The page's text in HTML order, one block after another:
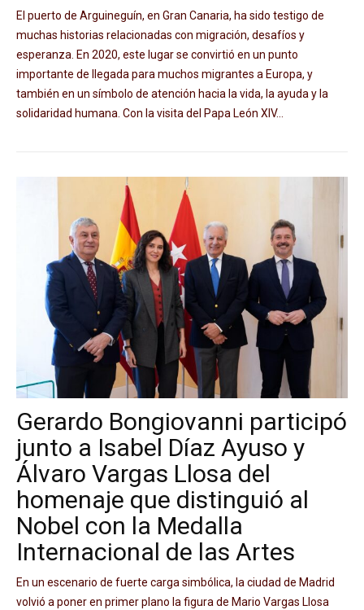
El puerto de Arguineguín, en Gran Canaria, ha sido testigo de
muchas historias relacionadas con migración, desafíos y
esperanza. En 2020, este lugar se convirtió en un punto
importante de llegada para muchos migrantes a Europa, y
también en un símbolo de atención hacia la vida, la ayuda y la
solidaridad humana. Con la visita del Papa León XIV...
Gerardo Bongiovanni participó
junto a Isabel Díaz Ayuso y
Álvaro Vargas Llosa del
homenaje que distinguió al
Nobel con la Medalla
Internacional de las Artes
En un escenario de fuerte carga simbólica, la ciudad de Madrid
volvió a poner en primer plano la figura de Mario Vargas Llosa